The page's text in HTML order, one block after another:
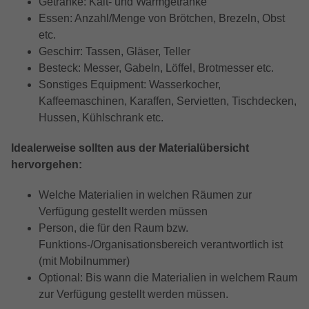
Essen: Anzahl/Menge von Brötchen, Brezeln, Obst
etc.
Geschirr: Tassen, Gläser, Teller
Besteck: Messer, Gabeln, Löffel, Brotmesser etc.
Sonstiges Equipment: Wasserkocher,
Kaffeemaschinen, Karaffen, Servietten, Tischdecken,
Hussen, Kühlschrank etc.
Idealerweise sollten aus der Materialübersicht
hervorgehen:
Welche Materialien in welchen Räumen zur
Verfügung gestellt werden müssen
Person, die für den Raum bzw.
Funktions-/Organisationsbereich verantwortlich ist
(mit Mobilnummer)
Optional: Bis wann die Materialien in welchem Raum
zur Verfügung gestellt werden müssen.
darüber, wie es der Website geht. Die
erhobenen Daten umfassen die Anzahl
stammen, und die Seiten in
anonymisierter Form.
Name _dc_gtm_UA-32970526-1
Laufzeit
Zweck
Dieser Cookie identifiziert die Besucher
nach Alter, Geschlecht oder Interessen
und nutzt dazu den DoubleClick des
Google Tag Manager, um die gezielte
Anzeigenplatzierung zu vereinfachen.